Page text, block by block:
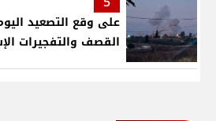
على وقع التصعيد
القصف والتفجيرات